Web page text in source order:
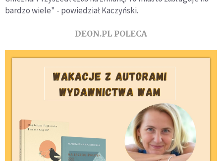
bardzo wiele" - powiedział Kaczyński.
DEON.PL POLECA